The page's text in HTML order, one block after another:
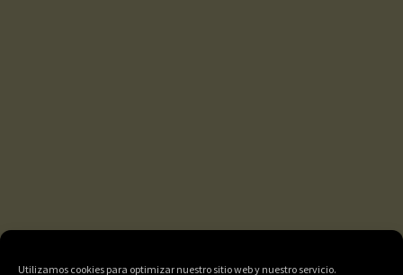
Utilizamos cookies para optimizar nuestro sitio web y nuestro servicio.